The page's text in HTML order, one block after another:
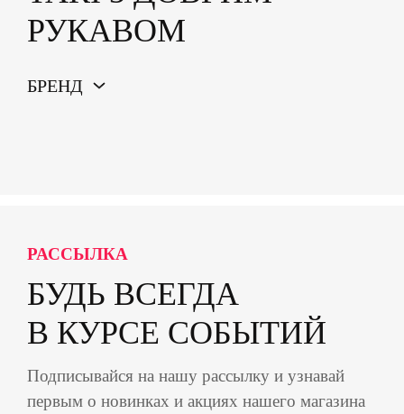
РУКАВОМ
БРЕНД
РАССЫЛКА
БУДЬ ВСЕГДА
В КУРСЕ СОБЫТИЙ
Подписывайся на нашу рассылку и узнавай
первым о новинках и акциях нашего магазина